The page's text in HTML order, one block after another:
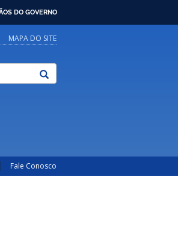
DO GOVERNO
MAPA DO SITE
Fale Conosco